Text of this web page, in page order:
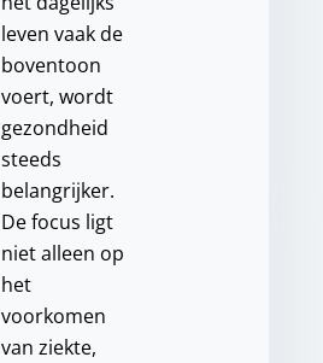
leven vaak de
boventoon
voert, wordt
gezondheid
steeds
belangrijker.
De focus ligt
niet alleen op
het
voorkomen
van ziekte,